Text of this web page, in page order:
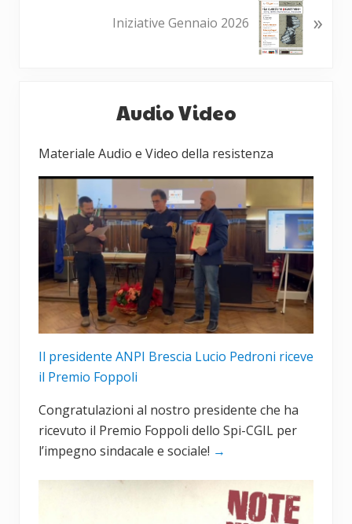
Iniziative Gennaio 2026 »
primaria
Audio Video
Materiale Audio e Video della resistenza
Il presidente ANPI Brescia Lucio Pedroni riceve
il Premio Foppoli
Congratulazioni al nostro presidente che ha
ricevuto il Premio Foppoli dello Spi-CGIL per
l’impegno sindacale e sociale! →